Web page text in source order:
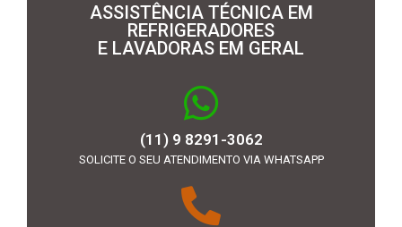
ASSISTÊNCIA TÉCNICA EM
REFRIGERADORES
E LAVADORAS EM GERAL
(11) 9 8291-3062
SOLICITE O SEU ATENDIMENTO VIA WHATSAPP